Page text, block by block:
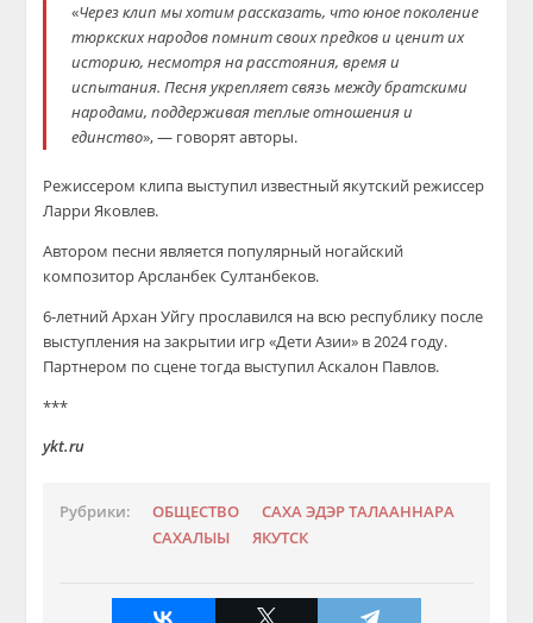
«Через клип мы хотим рассказать, что юное поколение
тюркских народов помнит своих предков и ценит их
историю, несмотря на расстояния, время и
испытания. Песня укрепляет связь между братскими
народами, поддерживая теплые отношения и
единство», — говорят авторы.
Режиссером клипа выступил известный якутский режиссер
Ларри Яковлев.
Автором песни является популярный ногайский
композитор Арсланбек Султанбеков.
6-летний Архан Уйгу прославился на всю республику после
выступления на закрытии игр «Дети Азии» в 2024 году.
Партнером по сцене тогда выступил Аскалон Павлов.
***
ykt.ru
Рубрики: ОБЩЕСТВО
САХА ЭДЭР ТАЛААННАРА
САХАЛЫЫ
ЯКУТСК